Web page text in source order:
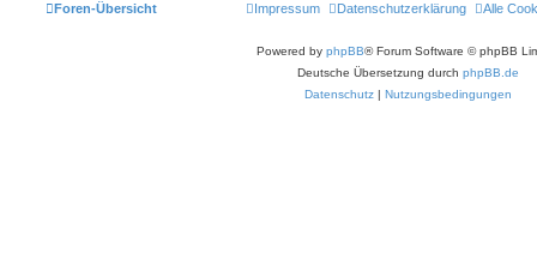
Foren-Übersicht Alle
Datenschutzerklärung
Impressum
Powered by phpBB® Forum Software © phpBB
Deutsche Übersetzung durch phpBB.de
Datenschutz | Nutzungsbedingungen